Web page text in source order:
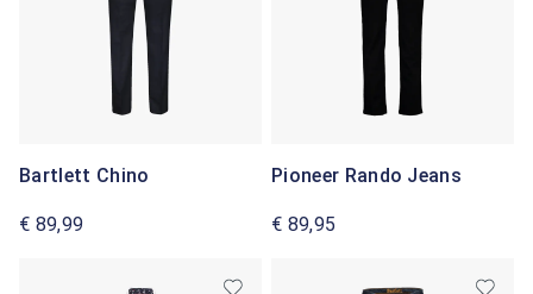
Bartlett Chino
€ 89,99
Pioneer Rando Jeans
€ 89,95